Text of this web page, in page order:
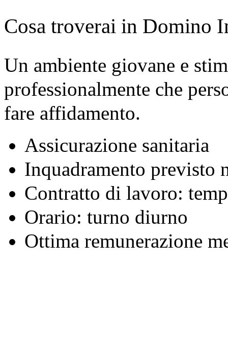
Cosa troverai in Domino
Un ambiente giovane e
professionalmente che
fare affidamento.
Assicurazione sanitaria
Inquadramento previsto
Contratto di lavoro:
Orario: turno diurno
Ottima remunerazione